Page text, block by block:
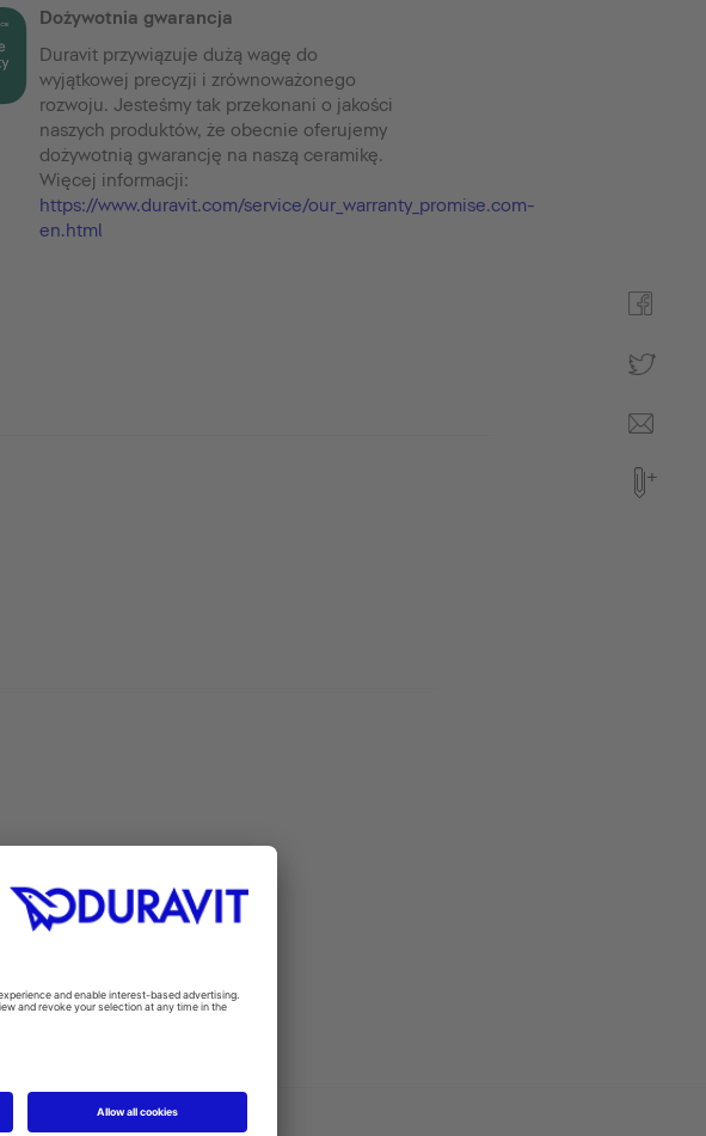
Dożywotnia gwarancja
Duravit przywiązuje dużą wagę do
wyjątkowej precyzji i zrównoważonego
rozwoju. Jesteśmy tak przekonani o jakości
naszych produktów, że obecnie oferujemy
dożywotnią gwarancję na naszą ceramikę.
Więcej informacji:
https://www.duravit.com/service/our_warranty_promise.com-
en.html